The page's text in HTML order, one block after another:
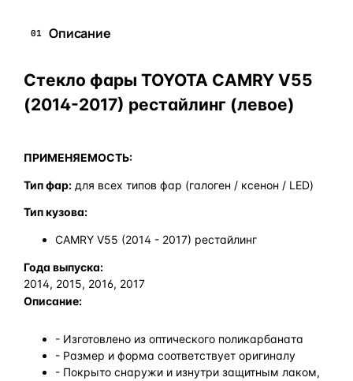
01 Описание
Стекло фары TOYOTA CAMRY V55
(2014-2017) рестайлинг (левое)
ПРИМЕНЯЕМОСТЬ:
Тип фар: для всех типов фар (галоген / ксенон / LED)
Тип кузова:
CAMRY V55 (2014 - 2017) рестайлинг
Года выпуска:
2014, 2015, 2016, 2017
Описание:
- Изготовлено из оптического поликарбаната
- Размер и форма соответствует оригиналу
- Покрыто снаружи и изнутри защитным лаком,